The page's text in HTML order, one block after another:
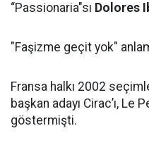
“Passionaria"sı Dolores
"Faşizme geçit yok"
Fransa halkı 2002
başkan adayı Cirac’ı, Le
göstermişti.